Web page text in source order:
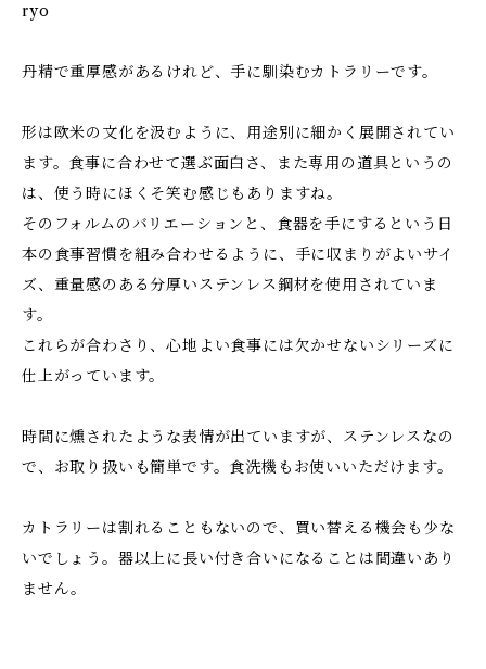
ryo
丹精で重厚感があるけれど、手に馴染むカトラリーです。
形は欧米の文化を汲むように、用途別に細かく展開されてい
ます。食事に合わせて選ぶ面白さ、また専用の道具というの
は、使う時にほくそ笑む感じもありますね。
そのフォルムのバリエーションと、食器を手にするという日
本の食事習慣を組み合わせるように、手に収まりがよいサイ
ズ、重量感のある分厚いステンレス鋼材を使用されていま
す。
これらが合わさり、心地よい食事には欠かせないシリーズに
仕上がっています。
時間に燻されたような表情が出ていますが、ステンレスなの
で、お取り扱いも簡単です。食洗機もお使いいただけます。
カトラリーは割れることもないので、買い替える機会も少な
いでしょう。器以上に長い付き合いになることは間違いあり
ません。